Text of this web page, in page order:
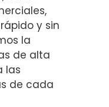
y sin
la
de alta
las
de cada